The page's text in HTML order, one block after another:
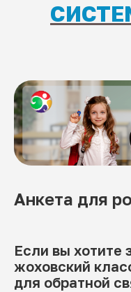
Анкета для
Если вы хотите
жоховский
для обратной